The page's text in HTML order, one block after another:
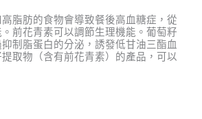
脂肪的食物會導致餐後高血糖症，從
前花青素可以調節生理機能。葡萄籽
制脂蛋白的分泌，誘發低甘油三酯血
取物（含有前花青素）的產品，可以